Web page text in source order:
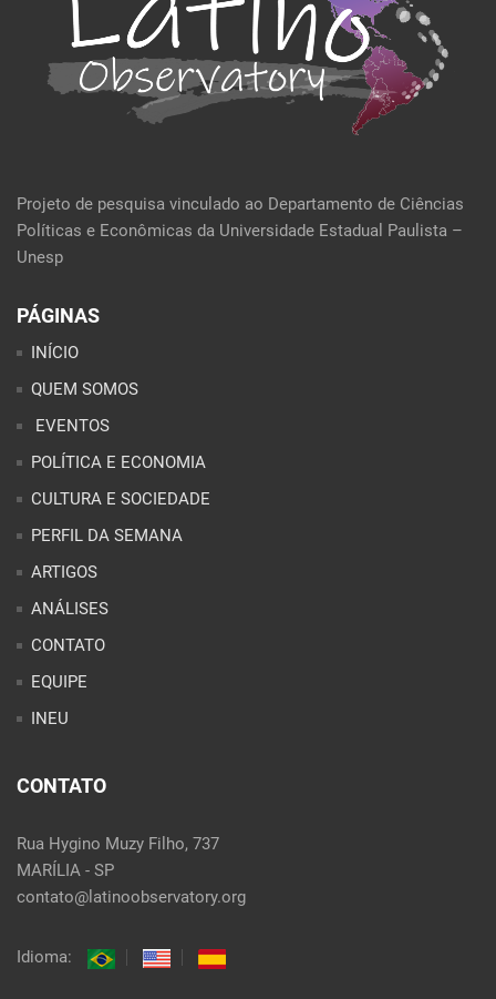
Projeto de pesquisa vinculado ao Departamento de Ciências
Políticas e Econômicas da Universidade Estadual Paulista –
Unesp
PÁGINAS
INÍCIO
QUEM SOMOS
EVENTOS
POLÍTICA E ECONOMIA
CULTURA E SOCIEDADE
PERFIL DA SEMANA
ARTIGOS
ANÁLISES
CONTATO
EQUIPE
INEU
CONTATO
Rua Hygino Muzy Filho, 737
MARÍLIA - SP
contato@latinoobservatory.org
Idioma: